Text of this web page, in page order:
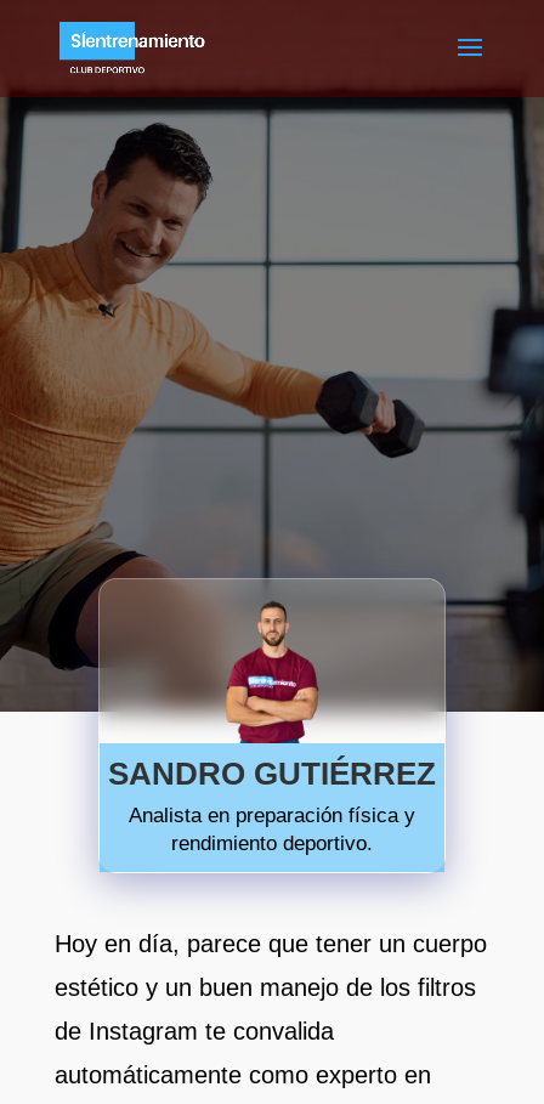
SANDRO GUTIÉRREZ
Analista en preparación física y
rendimiento deportivo.
Hoy en día, parece que tener un cuerpo
estético y un buen manejo de los filtros
de Instagram te convalida
automáticamente como experto en